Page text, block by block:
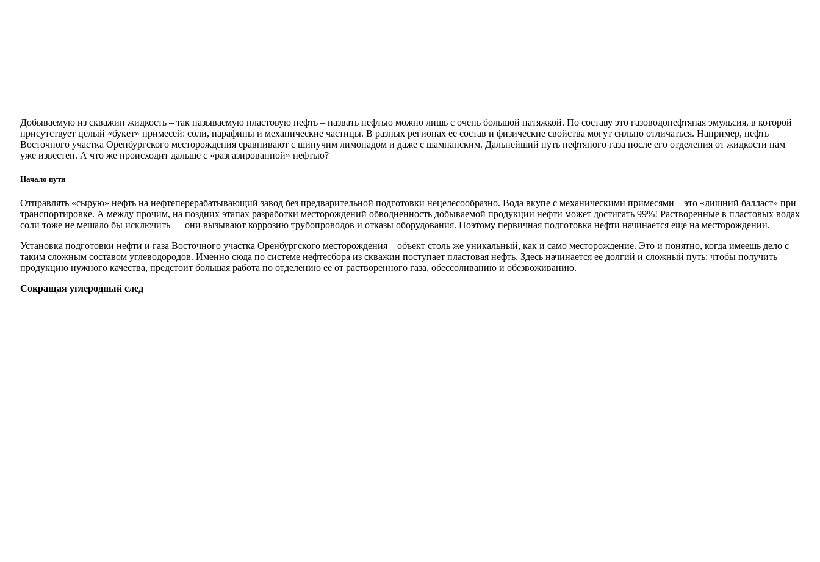
Добываемую из скважин жидкость – так называемую пластовую нефть – назвать нефтью можно лишь с очень большой натяжкой. По составу это газоводонефтяная эмульсия, в которой
присутствует целый «букет» примесей: соли, парафины и механические частицы. В разных регионах ее состав и физические свойства могут сильно отличаться. Например, нефть
Восточного участка Оренбургского месторождения сравнивают с шипучим лимонадом и даже с шампанским. Дальнейший путь нефтяного газа после его отделения от жидкости нам
уже известен. А что же происходит дальше с «разгазированной» нефтью?
Начало пути
Отправлять «сырую» нефть на нефтеперерабатывающий завод без предварительной подготовки нецелесообразно. Вода вкупе с механическими примесями – это «лишний балласт» при
транспортировке. А между прочим, на поздних этапах разработки месторождений обводненность добываемой продукции нефти может достигать 99%! Растворенные в пластовых водах
соли тоже не мешало бы исключить — они вызывают коррозию трубопроводов и отказы оборудования. Поэтому первичная подготовка нефти начинается еще на месторождении.
Установка подготовки нефти и газа Восточного участка Оренбургского месторождения – объект столь же уникальный, как и само месторождение. Это и понятно, когда имеешь дело с
таким сложным составом углеводородов. Именно сюда по системе нефтесбора из скважин поступает пластовая нефть. Здесь начинается ее долгий и сложный путь: чтобы получить
продукцию нужного качества, предстоит большая работа по отделению ее от растворенного газа, обессоливанию и обезвоживанию.
Сокращая углеродный след